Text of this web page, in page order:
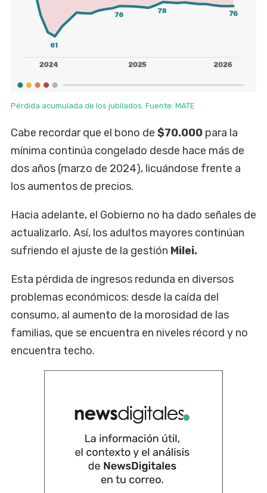
Pérdida acumulada de los jubilados. Fuente: MATE
Cabe recordar que el bono de $70.000 para la
mínima continúa congelado desde hace más de
dos años (marzo de 2024), licuándose frente a
los aumentos de precios.
Hacia adelante, el Gobierno no ha dado señales de
actualizarlo. Así, los adultos mayores continúan
sufriendo el ajuste de la gestión Milei.
Esta pérdida de ingresos redunda en diversos
problemas económicos: desde la caída del
consumo, al aumento de la morosidad de las
familias, que se encuentra en niveles récord y no
encuentra techo.